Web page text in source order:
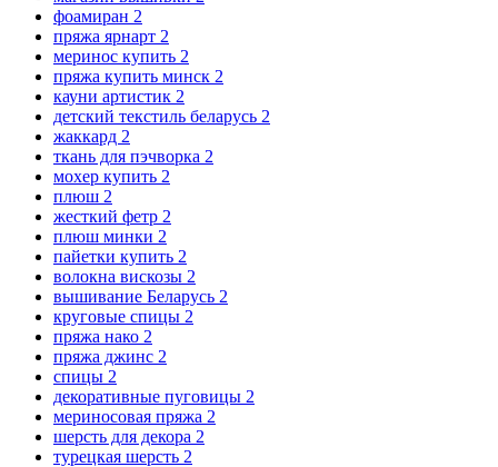
фоамиран 2
пряжа ярнарт 2
меринос купить 2
пряжа купить минск 2
кауни артистик 2
детский текстиль беларусь 2
жаккард 2
ткань для пэчворка 2
мохер купить 2
плюш 2
жесткий фетр 2
плюш минки 2
пайетки купить 2
волокна вискозы 2
вышивание Беларусь 2
круговые спицы 2
пряжа нако 2
пряжа джинс 2
спицы 2
декоративные пуговицы 2
мериносовая пряжа 2
шерсть для декора 2
турецкая шерсть 2